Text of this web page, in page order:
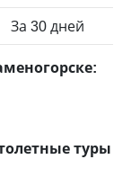
За 30 дней
туры